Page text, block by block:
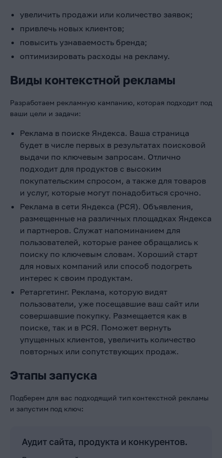
увеличить продажи или количество заявок;
привлечь новых клиентов;
повысить узнаваемость бренда;
оптимизировать расходы на рекламу.
Виды контекстной рекламы
Разработаем рекламную кампанию, которая подходит под
ваши цели и задачи:
Реклама в поиске Яндекса. Ваша страница
будет в числе первых в результатах поисковой
выдачи по ключевым запросам. Отлично
подходит для продуктов с высоким
покупательским спросом, а также для товаров
и услуг, которые могут понадобиться срочно.
Реклама в сети Яндекса (РСЯ). Объявления,
размещенные на различных площадках Яндекса
и партнеров. Служат напоминанием для
пользователей, которые ранее обращались к
поиску по ключевым словам. Хороший старт
для новых компаний или способ подогреть
интерес к своим продуктам.
Ретаргетинг. Реклама, которую видят
пользователи, уже посещавшие ваш сайт или
совершавшие покупку. Размещается как в
поиске, так и в РСЯ. Поможет вернуть
упущенных клиентов, увеличить количество
повторных или сопутствующих продаж.
Этапы запуска
Подберем для вас подходящий тип контекстной рекламы
и запустим под ключ:
Аудит сайта, продукта и конкурентов.